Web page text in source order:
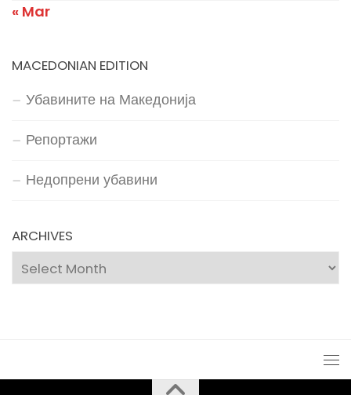
« Mar
MACEDONIAN EDITION
Убавините на Македонија
Репортажи
Недопрени убавини
ARCHIVES
Archives